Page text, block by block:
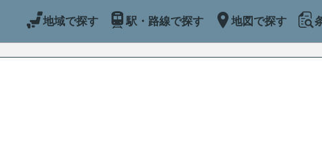
地域で探す 駅・路線で探す 地図で探す